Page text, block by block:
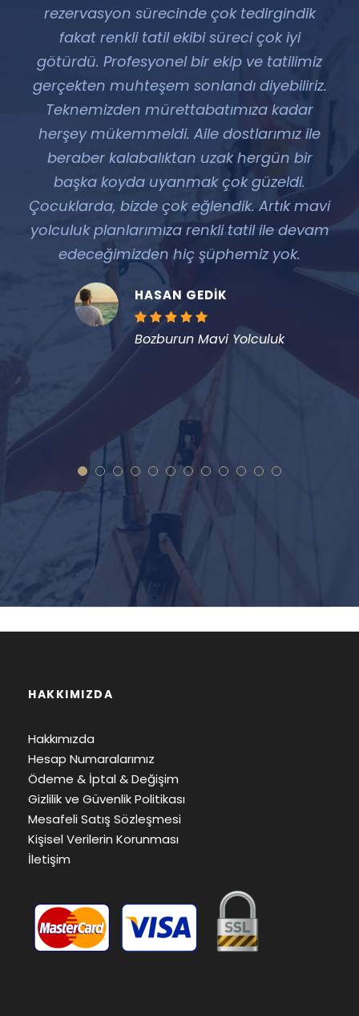
rezervasyon sürecinde çok tedirgindik
fakat renkli tatil ekibi süreci çok iyi
götürdü. Profesyonel bir ekip ve tatilimiz
gerçekten muhteşem sonlandı diyebiliriz.
Teknemizden mürettabatımıza kadar
herşey mükemmeldi. Aile dostlarımız ile
beraber kalabalıktan uzak hergün bir
başka koyda uyanmak çok güzeldi.
Çocuklarda, bizde çok eğlendik. Artık mavi
yolculuk planlarımıza renkli tatil ile devam
edeceğimizden hiç şüphemiz yok.
HASAN GEDIK
Bozburun Mavi Yolculuk
HAKKIMIZDA
Hakkımızda
Hesap Numaralarımız
Ödeme & İptal & Değişim
Gizlilik ve Güvenlik Politikası
Mesafeli Satış Sözleşmesi
Kişisel Verilerin Korunması
İletişim